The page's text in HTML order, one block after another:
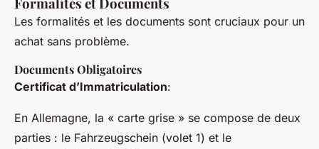
Les formalités et les documents sont cruciaux pour un
achat sans problème.
Documents Obligatoires
Certificat d’Immatriculation:
En Allemagne, la « carte grise » se compose de deux
parties : le Fahrzeugschein (volet 1) et le